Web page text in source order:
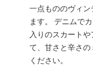
一点もののヴィ
ます。 デニムで
入りのスカート
て、甘さと辛さ
ください。